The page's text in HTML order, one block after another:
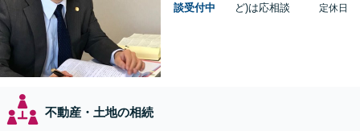
談受付中
ど)は応相談
定休日
不動産・土地の相続